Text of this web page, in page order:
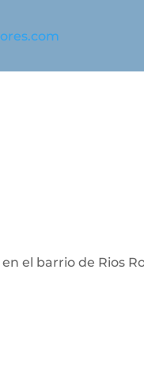
el barrio de Rios